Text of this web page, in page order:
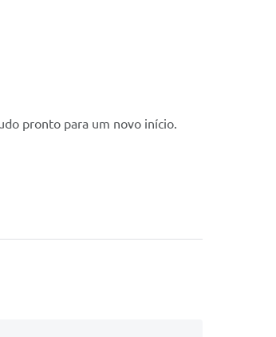
pronto para um novo início.